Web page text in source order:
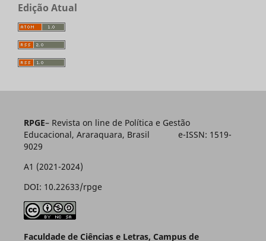
Edição Atual
RPGE– Revista on line de Política e Gestão
Educacional, Araraquara, Brasil e-ISSN: 1519-
9029
A1 (2021-2024)
DOI: 10.22633/rpge
Faculdade de Ciências e Letras, Campus de